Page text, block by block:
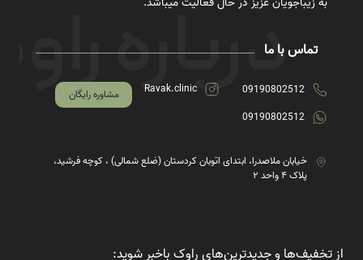
تماس با ما
09190802512
09190802512
Ravak.clinic مشاوره رایگان
خیابان ملاصدرا، ابتدای اتوبان کردستان (ضلع شمالی) ، کوچه فرشید،
پلاک ۴ واحد ۲
از تخفیف‌ها و جدیدترین‌های راوک باخبر شوید: